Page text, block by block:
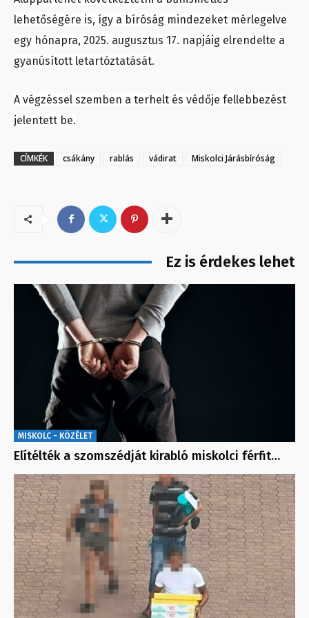
lehetőségére is, így a bíróság mindezeket mérlegelve
egy hónapra, 2025. augusztus 17. napjáig elrendelte a
gyanúsított letartóztatását.
A végzéssel szemben a terhelt és védője fellebbezést
jelentett be.
CÍMKÉK csákány rablás vádirat Miskolci Járásbíróság
Ez is érdekes lehet
MISKOLC - KÖZÉLET
Elítélték a szomszédját kirabló miskolci férfit…